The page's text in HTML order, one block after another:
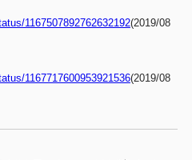
1167507892762632192(2019/08
1167717600953921536(2019/08